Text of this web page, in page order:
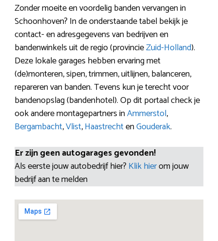
Zonder moeite en voordelig banden vervangen in
Schoonhoven? In de onderstaande tabel bekijk je
contact- en adresgegevens van bedrijven en
bandenwinkels uit de regio (provincieZuid-Holland).
Deze lokale garages hebben ervaring met
(de)monteren, sipen, trimmen, uitlijnen, balanceren,
repareren van banden. Tevens kun je terecht voor
bandenopslag (bandenhotel). Op dit portaal check je
ook andere montagepartners inAmmerstol,
Bergambacht,Vlist,HaastrechtenGouderak.
Er zijn geen autogarages gevonden!
Als eerste jouw autobedrijf hier? Klik hierom jouw
bedrijf aan te melden